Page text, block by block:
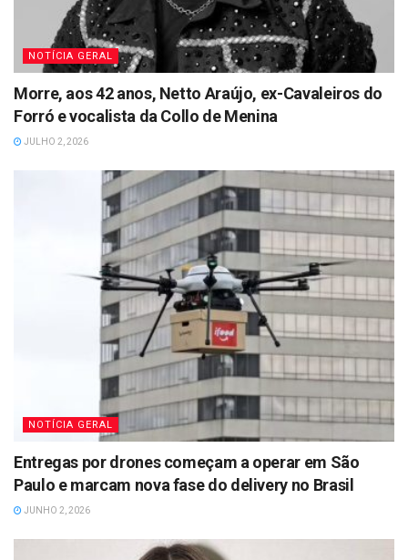
NOTÍCIA GERAL
Morre, aos 42 anos, Netto Araújo, ex-Cavaleiros do
Forró e vocalista da Collo de Menina
JULHO 2, 2026
NOTÍCIA GERAL
Entregas por drones começam a operar em São
Paulo e marcam nova fase do delivery no Brasil
JUNHO 2, 2026